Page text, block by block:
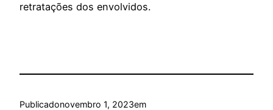
retratações dos envolvidos.
Publicadonovembro 1, 2023em